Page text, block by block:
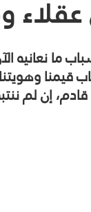
ما نعانيه
قيمنا
إن لم